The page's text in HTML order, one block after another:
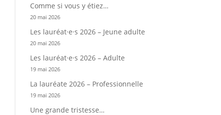
Comme si vous y étiez…
20 mai 2026
Les lauréat·e·s 2026 – Jeune adulte
20 mai 2026
Les lauréat·e·s 2026 – Adulte
19 mai 2026
La lauréate 2026 – Professionnelle
19 mai 2026
Une grande tristesse…